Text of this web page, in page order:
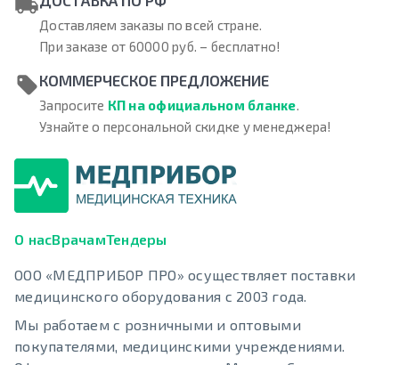
Доставляем заказы по всей стране.
При заказе от 60000 руб. – бесплатно!
КОММЕРЧЕСКОЕ ПРЕДЛОЖЕНИЕ
Запросите КП на официальном бланке.
Узнайте о персональной скидке у менеджера!
О насВрачамТендеры
ООО «МЕДПРИБОР ПРО» осуществляет поставки
медицинского оборудования с 2003 года.
Мы работаем с розничными и оптовыми
покупателями, медицинскими учреждениями.